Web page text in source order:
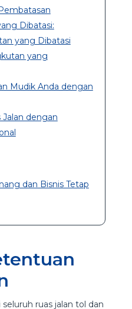
Dibatasi:
yang Dibatasi
yang
Mudik Anda dengan
dengan
dan Bisnis Tetap
ruas jalan tol dan